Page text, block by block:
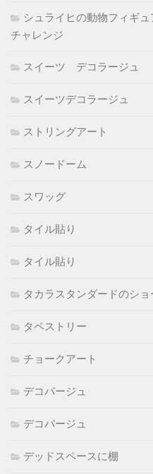
シュライヒの動物フィギ
チャレンジ
スイーツ デコラージュ
スイーツデコラージュ
ストリングアート
スノードーム
スワッグ
タイル貼り
タイル貼り
タカラスタンダードのシ
タペストリー
チョークアート
デコパージュ
デコパージュ
デッドスペースに棚